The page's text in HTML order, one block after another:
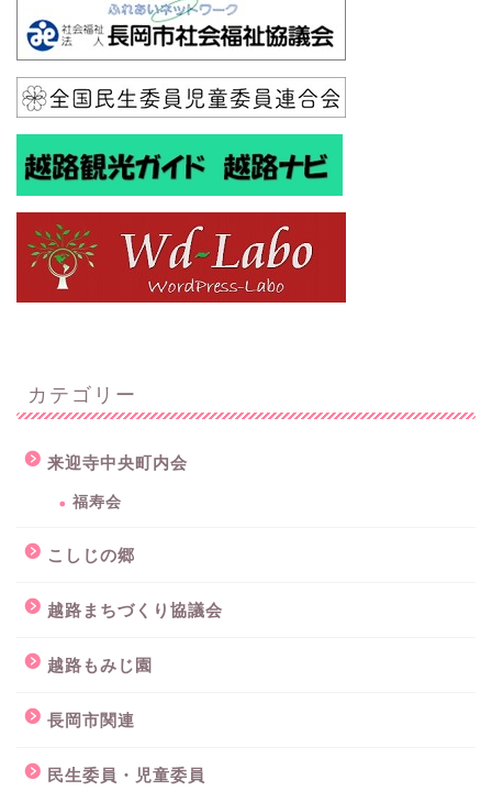
カテゴリー
来迎寺中央町内会
福寿会
こしじの郷
越路まちづくり協議会
越路もみじ園
長岡市関連
民生委員・児童委員